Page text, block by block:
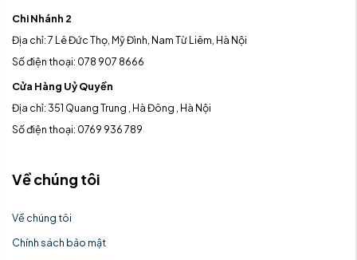
Chi Nhánh 2
Địa chỉ: 7 Lê Đức Thọ, Mỹ Đình, Nam Từ Liêm, Hà Nội
Số điện thoại: 078 907 8666
Cửa Hàng Uỷ Quyền
Địa chỉ: 351 Quang Trung , Hà Đông , Hà Nội
Số điện thoại: 0769 936 789
Về chúng tôi
Về chúng tôi
Chính sách bảo mật